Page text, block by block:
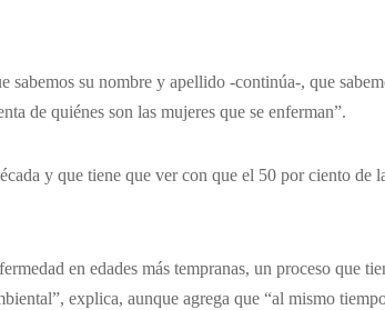
sabemos su nombre y apellido -continúa-, que
de quiénes son las mujeres que se enferman”.
y que tiene que ver con que el 50 por ciento de
en edades más tempranas, un proceso que
explica, aunque agrega que “al mismo